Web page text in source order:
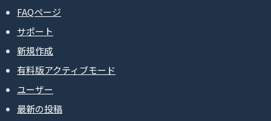
FAQページ
サポート
新規作成
有料版アクティブモード
ユーザー
最新の投稿